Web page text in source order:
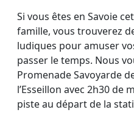
Si vous êtes en Savoie
famille, vous trouverez
ludiques pour amuser
passer le temps. Nous
Promenade Savoyarde
l’Esseillon avec 2h30 de
piste au départ de la